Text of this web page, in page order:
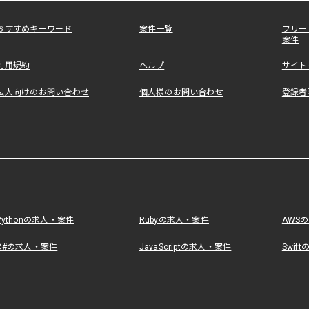
すすめキーワード 案件一覧
フリ
案件
用規約 ヘルプ サイ
人向けのお問い合わせ 個人様のお問い合わせ 登録
の求人・案件 Rubyの求人・案件 AWS
の求人・案件 JavaScriptの求人・案件 Swift